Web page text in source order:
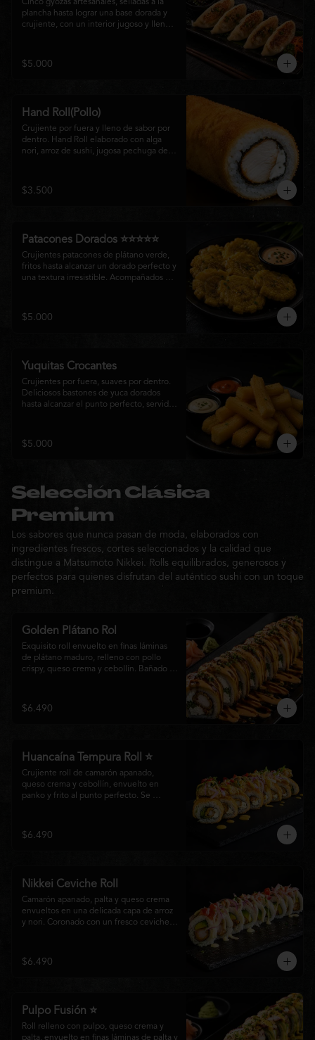
Cinco gyozas artesanales, selladas a la
plancha hasta lograr una base dorada y
crujiente, con un interior jugoso y lleno
perfecto entre tradición japonesa y la
esencia de la cocina nikkei, ideales para
$5.000
Hand Roll(Pollo)
Crujiente por fuera y lleno de sabor por
dentro. Hand Roll elaborado con alga
nori, arroz de sushi, jugosa pechuga de
combinación perfecta de textura y
cremosidad que convierte este clásico en
$3.500
Patacones Dorados ⭐⭐⭐⭐⭐
Crujientes patacones de plátano verde,
fritos hasta alcanzar un dorado perfecto y
una textura irresistible. Acompañados de
disfrutar como entrada con el auténtico
sabor de la cocina nikkei.
$5.000
Yuquitas Crocantes
Crujientes por fuera, suaves por dentro.
Deliciosos bastones de yuca dorados
hasta alcanzar el punto perfecto, servidos
compartir o complementar cualquier
experiencia Matsumoto Nikkei.
$5.000
Selección Clásica
Premium
Los sabores que nunca pasan de moda, elaborados con
ingredientes frescos, cortes seleccionados y la calidad que
distingue a Matsumoto Nikkei. Rolls equilibrados, generosos y
perfectos para quienes disfrutan del auténtico sushi con un toque
premium.
Golden Plátano Rol
Exquisito roll envuelto en finas láminas
de plátano maduro, relleno con pollo
crispy, queso crema y cebollín. Bañado
tostado y cebollín fresco. Una
combinación perfecta entre el dulzor del
$6.490
Huancaína Tempura Roll ⭐
Crujiente roll de camarón apanado,
queso crema y cebollín, envuelto en
panko y frito al punto perfecto. Se
y una sedosa salsa huancaína, finalizada
con toques de pimentón rojo fresco que
$6.490
Nikkei Ceviche Roll
Camarón apanado, palta y queso crema
envueltos en una delicada capa de arroz
y nori. Coronado con un fresco ceviche
creando un equilibrio perfecto entre
frescura, cremosidad y crocancia en cada
$6.490
Pulpo Fusión ⭐
Roll relleno con pulpo, queso crema y
palta, envuelto en finas láminas de palta y